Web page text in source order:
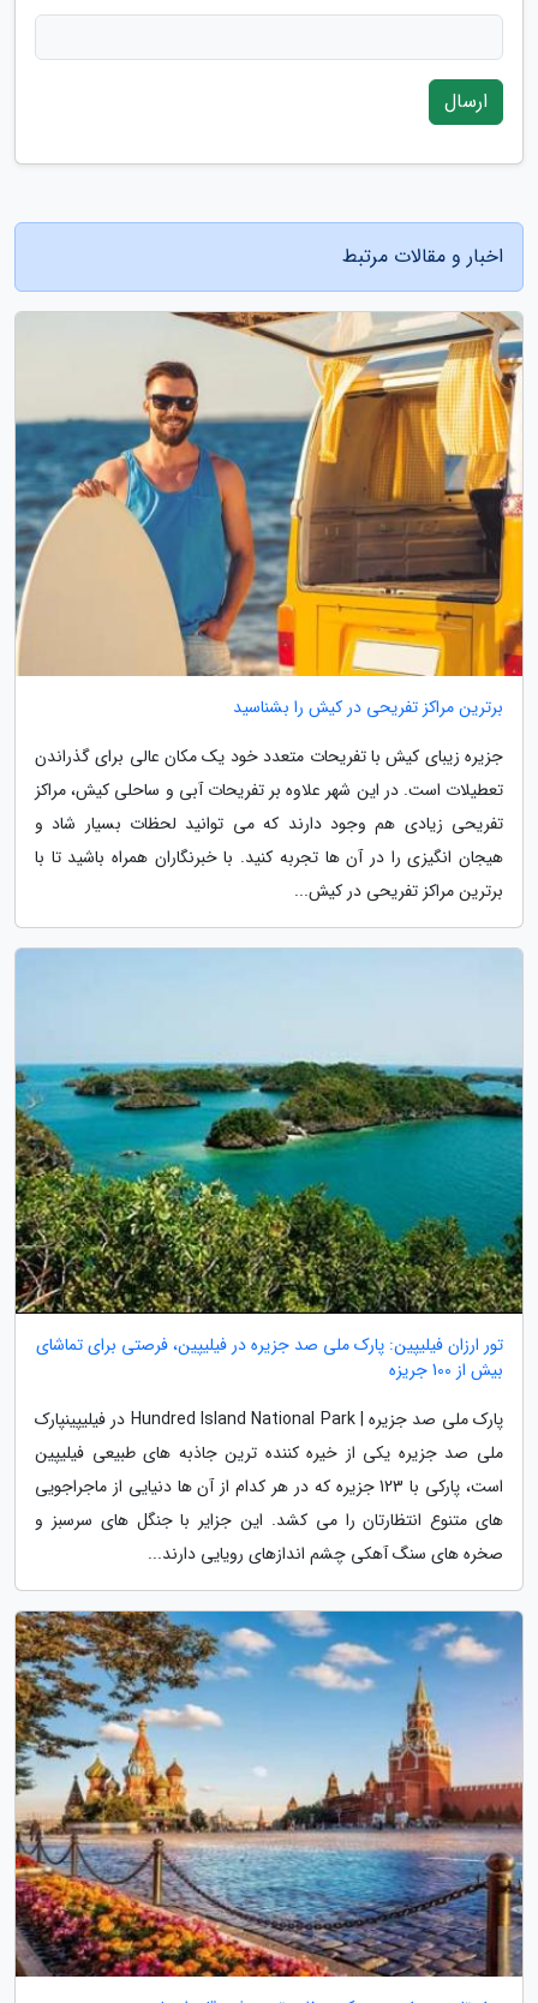
ارسال
اخبار و مقالات مرتبط
برترین مراکز تفریحی در کیش را بشناسید
جزیره زیبای کیش با تفریحات متعدد خود یک مکان عالی برای گذراندن
تعطیلات است. در این شهر علاوه بر تفریحات آبی و ساحلی کیش، مراکز
تفریحی زیادی هم وجود دارند که می توانید لحظات بسیار شاد و
هیجان انگیزی را در آن ها تجربه کنید. با خبرنگاران همراه باشید تا با
برترین مراکز تفریحی در کیش...
تور ارزان فیلیپین: پارک ملی صد جزیره در فیلیپین، فرصتی برای تماشای
بیش از 100 جریزه
پارک ملی صد جزیره | Hundred Island National Park در فیلیپینپارک
ملی صد جزیره یکی از خیره کننده ترین جاذبه های طبیعی فیلیپین
است، پارکی با 123 جزیره که در هر کدام از آن ها دنیایی از ماجراجویی
های متنوع انتظارتان را می کشد. این جزایر با جنگل های سرسبز و
صخره های سنگ آهکی چشم اندازهای رویایی دارند...